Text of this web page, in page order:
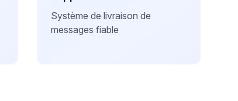
Système de livraison de
messages fiable